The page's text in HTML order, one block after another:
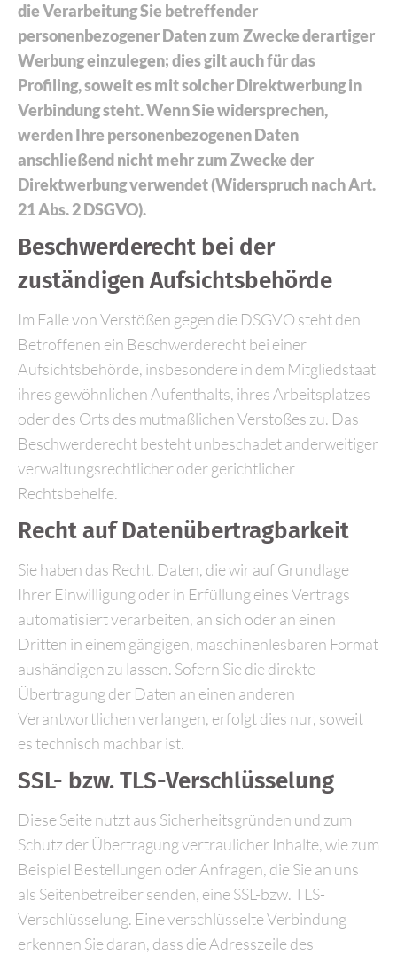
die Verarbeitung Sie betreffender
personenbezogener Daten zum Zwecke derartiger
Werbung einzulegen; dies gilt auch für das
Profiling, soweit es mit solcher Direktwerbung in
Verbindung steht. Wenn Sie widersprechen,
werden Ihre personenbezogenen Daten
anschließend nicht mehr zum Zwecke der
Direktwerbung verwendet (Widerspruch nach Art.
21 Abs. 2 DSGVO).
Beschwerderecht bei der
zuständigen Aufsichtsbehörde
Im Falle von Verstößen gegen die DSGVO steht den
Betroffenen ein Beschwerderecht bei einer
Aufsichtsbehörde, insbesondere in dem Mitgliedstaat
ihres gewöhnlichen Aufenthalts, ihres Arbeitsplatzes
oder des Orts des mutmaßlichen Verstoßes zu. Das
Beschwerderecht besteht unbeschadet anderweitiger
verwaltungsrechtlicher oder gerichtlicher
Rechtsbehelfe.
Recht auf Datenübertragbarkeit
Sie haben das Recht, Daten, die wir auf Grundlage
Ihrer Einwilligung oder in Erfüllung eines Vertrags
automatisiert verarbeiten, an sich oder an einen
Dritten in einem gängigen, maschinenlesbaren Format
aushändigen zu lassen. Sofern Sie die direkte
Übertragung der Daten an einen anderen
Verantwortlichen verlangen, erfolgt dies nur, soweit
es technisch machbar ist.
SSL- bzw. TLS-Verschlüsselung
Diese Seite nutzt aus Sicherheitsgründen und zum
Schutz der Übertragung vertraulicher Inhalte, wie zum
Beispiel Bestellungen oder Anfragen, die Sie an uns
als Seitenbetreiber senden, eine SSL-bzw. TLS-
Verschlüsselung. Eine verschlüsselte Verbindung
erkennen Sie daran, dass die Adresszeile des